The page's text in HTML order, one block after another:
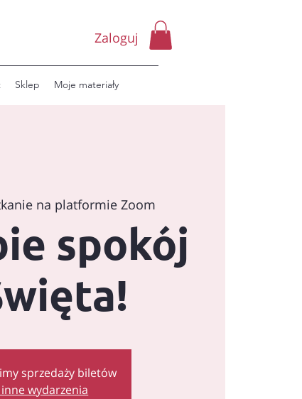
Zaloguj
Sklep Moje materiały
na platformie Zoom
spokój
sprzedaży biletów
wydarzenia